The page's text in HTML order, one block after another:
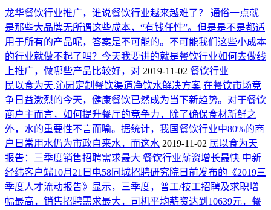
龙华餐饮行业推广，谁说餐饮行业越来越难了？
通俗一点就
是那些大品牌无所谓这些成本，“有钱任性”。但是是不是都适
用于所有的产品呢，答案是不可能的。不可能我们这些小成本
的行业就做不起了吗？今天我要讲的就是餐饮行业如何去做线
上推广，做哪些产品比较好，对 2019-11-02 餐饮行业
民以食为天,沁园定制餐饮渠道净饮水解决方案 在餐饮市场竞
争日益激烈的今天，健康餐饮已然成为当下新趋势。对于餐饮
商户主而言，如何提升餐厅的竞争力，除了确保食材新鲜之
外，水的重要性不言而喻。据统计，我国餐饮行业中80%的商
户日常用水仍为市政自来水，而这水 2019-11-02 民以食为天
报告：三季度销售招聘需求最大 餐饮行业薪资增长最快 中新
经纬客户端10月21日电58同城招聘研究院日前发布的《2019三
季度人才流动报告》显示，三季度，普工/技工招聘及求职增
幅最高，销售招聘需求最大，司机平均薪资达到10639元，餐